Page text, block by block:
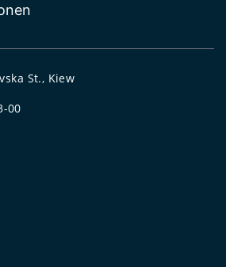
St., Kiew
00